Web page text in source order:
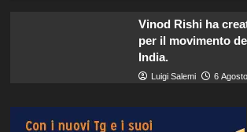
Vinod Rishi ha
per il movimento
India.
Luigi Salemi 6